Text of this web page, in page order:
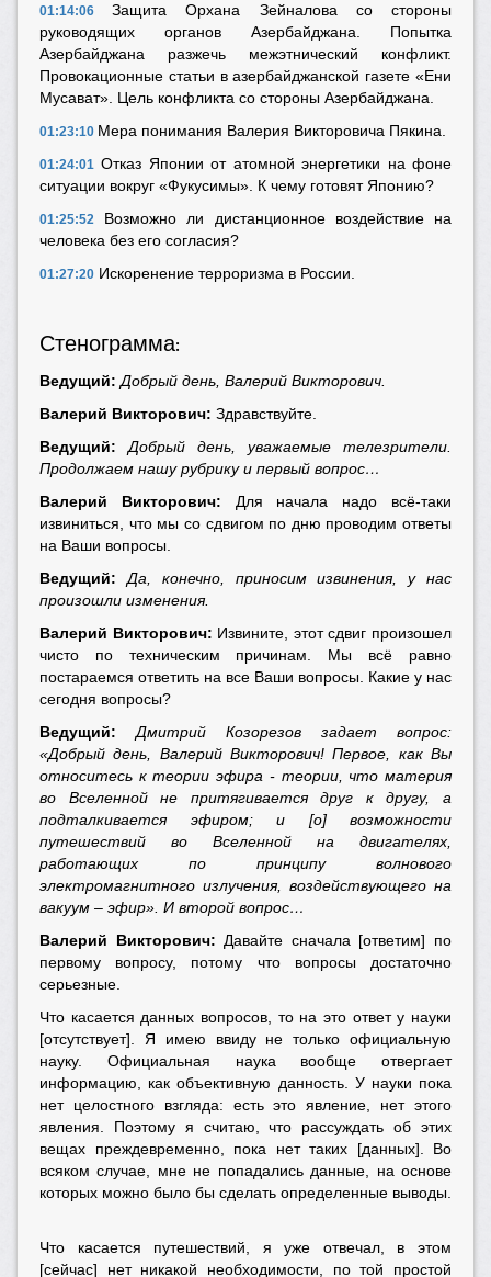
01:14:06
Защита Орхана Зейналова со стороны
руководящих органов Азербайджана. Попытка
Азербайджана разжечь межэтнический конфликт.
Провокационные статьи в азербайджанской газете «Ени
Мусават». Цель конфликта со стороны Азербайджана.
01:23:10 Мера понимания Валерия Викторовича Пякина.
01:24:01 Отказ Японии от атомной энергетики на фоне
ситуации вокруг «Фукусимы». К чему готовят Японию?
01:25:52 Возможно ли дистанционное воздействие на
человека без его согласия?
01:27:20 Искоренение терроризма в России.
Стенограмма:
Ведущий: Добрый день, Валерий Викторович.
Валерий Викторович: Здравствуйте.
Ведущий:
Добрый день, уважаемые телезрители.
Продолжаем нашу рубрику и первый вопрос…
Валерий Викторович: Для начала надо всё-таки
извиниться, что мы со сдвигом по дню проводим ответы
на Ваши вопросы.
Ведущий: Да, конечно, приносим извинения, у нас
произошли изменения.
Валерий Викторович: Извините, этот сдвиг произошел
чисто по техническим причинам. Мы всё равно
постараемся ответить на все Ваши вопросы. Какие у нас
сегодня вопросы?
Ведущий:
Дмитрий Козорезов задает вопрос:
«Добрый день, Валерий Викторович! Первое, как Вы
относитесь к теории эфира - теории, что материя
во Вселенной не притягивается друг к другу, а
подталкивается эфиром; и [о] возможности
путешествий во Вселенной на двигателях,
работающих по принципу волнового
электромагнитного излучения, воздействующего на
вакуум – эфир». И второй вопрос…
Валерий Викторович: Давайте сначала [ответим] по
первому вопросу, потому что вопросы достаточно
серьезные.
Что касается данных вопросов, то на это ответ у науки
[отсутствует]. Я имею ввиду не только официальную
науку. Официальная наука вообще отвергает
информацию, как объективную данность. У науки пока
нет целостного взгляда: есть это явление, нет этого
явления. Поэтому я считаю, что рассуждать об этих
вещах преждевременно, пока нет таких [данных]. Во
всяком случае, мне не попадались данные, на основе
которых можно было бы сделать определенные выводы.
Что касается путешествий, я уже отвечал, в этом
[сейчас] нет никакой необходимости, по той простой